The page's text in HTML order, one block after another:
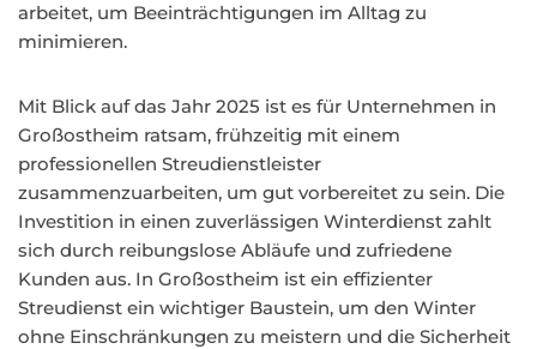
arbeitet, um Beeinträchtigungen im Alltag zu
minimieren.
Mit Blick auf das Jahr 2025 ist es für Unternehmen in
Großostheim ratsam, frühzeitig mit einem
professionellen Streudienstleister
zusammenzuarbeiten, um gut vorbereitet zu sein. Die
Investition in einen zuverlässigen Winterdienst zahlt
sich durch reibungslose Abläufe und zufriedene
Kunden aus. In Großostheim ist ein effizienter
Streudienst ein wichtiger Baustein, um den Winter
ohne Einschränkungen zu meistern und die Sicherheit